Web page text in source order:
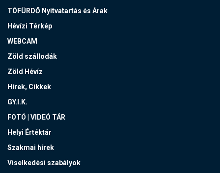
TÓFÜRDŐ Nyitvatartás és Árak
Hévízi Térkép
WEBCAM
Zöld szállodák
Zöld Hévíz
Hírek, Cikkek
GY.I.K.
FOTÓ | VIDEÓ TÁR
Helyi Értéktár
Szakmai hírek
Viselkedési szabályok